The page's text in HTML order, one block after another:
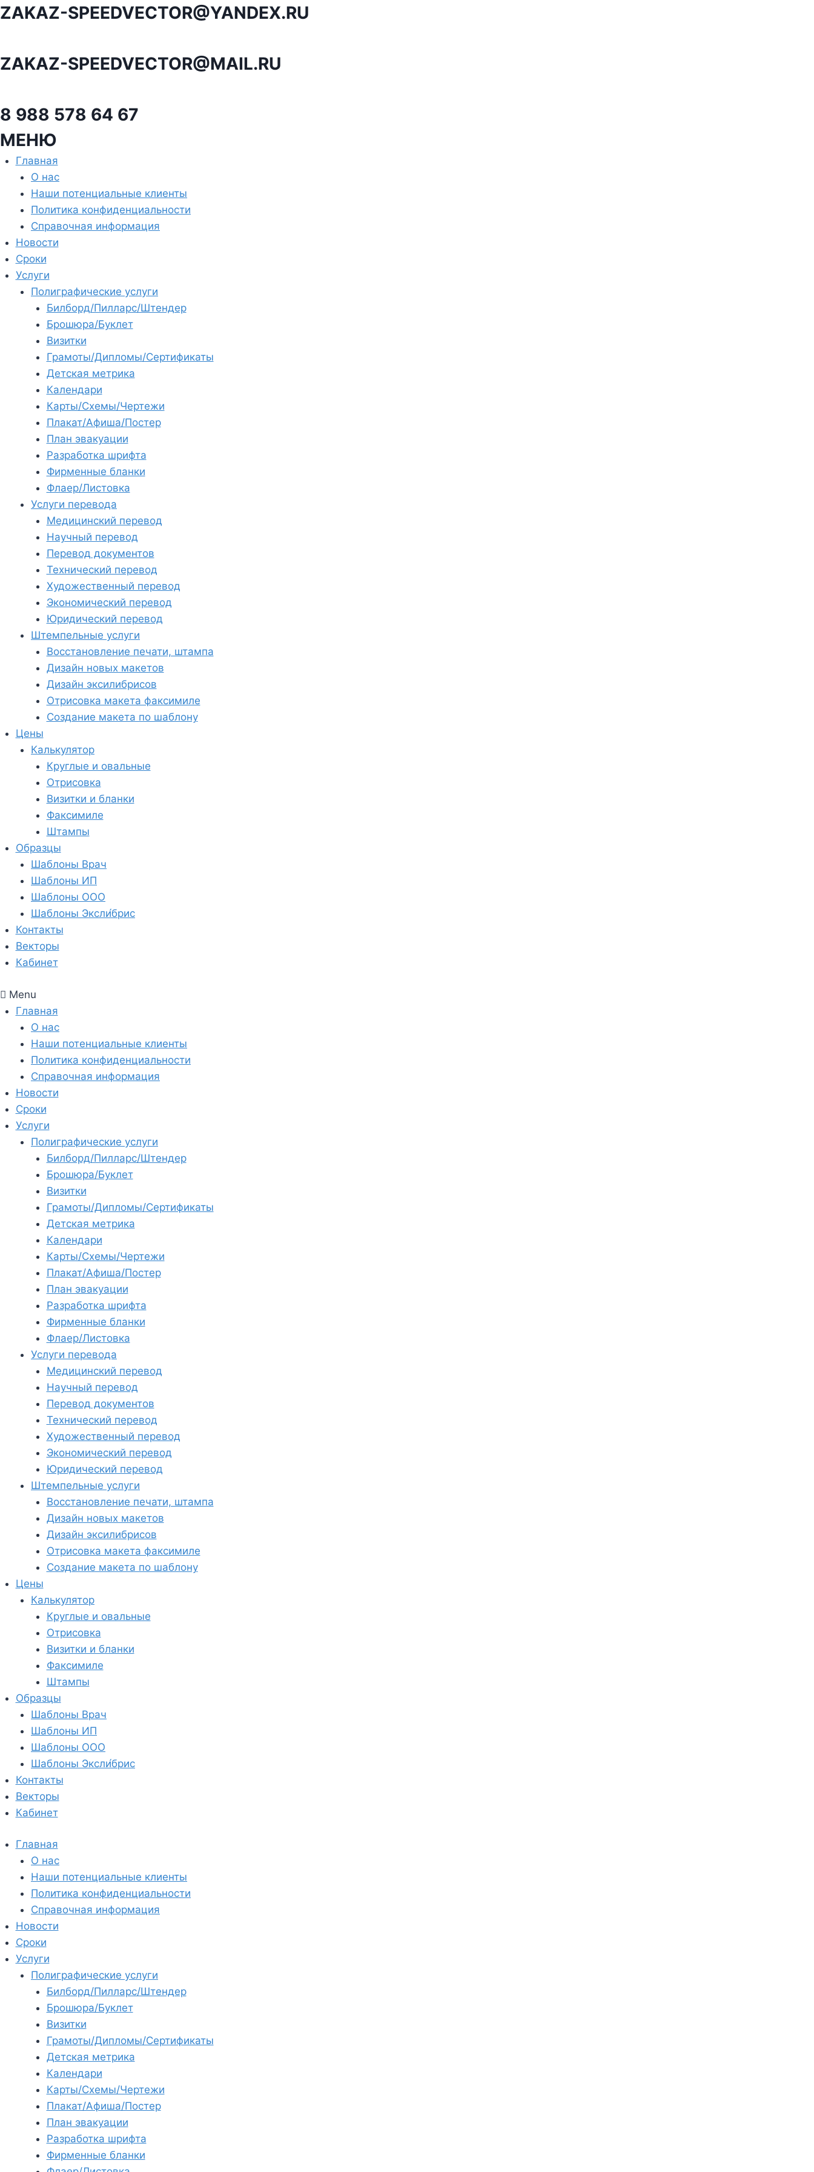
Перейти
ZAKAZ-SPEEDVECTOR@YANDEX.RU
ZAKAZ-SPEEDVECTOR@MAIL.RU
8 988 578 64 67
МЕНЮ
Главная
О нас
Наши потенциальные клиенты
Политика конфиденциальности
Справочная информация
Новости
Сроки
Услуги
Полиграфические услуги
Билборд/Пилларс/Штендер
Брошюра/Буклет
Визитки
Грамоты/Дипломы/Сертификаты
Детская метрика
Календари
Карты/Схемы/Чертежи
Плакат/Афиша/Постер
План эвакуации
Разработка шрифта
Фирменные бланки
Флаер/Листовка
Услуги перевода
Медицинский перевод
Научный перевод
Перевод документов
Технический перевод
Художественный перевод
Экономический перевод
Юридический перевод
Штемпельные услуги
Восстановление печати, штампа
Дизайн новых макетов
Дизайн эксилибрисов
Отрисовка макета факсимиле
Создание макета по шаблону
Цены
Калькулятор
Круглые и овальные
Отрисовка
Визитки и бланки
Факсимиле
Штампы
Образцы
Шаблоны Врач
Шаблоны ИП
Шаблоны ООО
Шаблоны Эксли́брис
Контакты
Векторы
Кабинет
Menu
Главная
О нас
Наши потенциальные клиенты
Политика конфиденциальности
Справочная информация
Новости
Сроки
Услуги
Полиграфические услуги
Билборд/Пилларс/Штендер
Брошюра/Буклет
Визитки
Грамоты/Дипломы/Сертификаты
Детская метрика
Календари
Карты/Схемы/Чертежи
Плакат/Афиша/Постер
План эвакуации
Разработка шрифта
Фирменные бланки
Флаер/Листовка
Услуги перевода
Медицинский перевод
Научный перевод
Перевод документов
Технический перевод
Художественный перевод
Экономический перевод
Юридический перевод
Штемпельные услуги
Восстановление печати, штампа
Дизайн новых макетов
Дизайн эксилибрисов
Отрисовка макета факсимиле
Создание макета по шаблону
Цены
Калькулятор
Круглые и овальные
Отрисовка
Визитки и бланки
Факсимиле
Штампы
Образцы
Шаблоны Врач
Шаблоны ИП
Шаблоны ООО
Шаблоны Эксли́брис
Контакты
Векторы
Кабинет
Главная
О нас
Наши потенциальные клиенты
Политика конфиденциальности
Справочная информация
Новости
Сроки
Услуги
Полиграфические услуги
Билборд/Пилларс/Штендер
Брошюра/Буклет
Визитки
Грамоты/Дипломы/Сертификаты
Детская метрика
Календари
Карты/Схемы/Чертежи
Плакат/Афиша/Постер
План эвакуации
Разработка шрифта
Фирменные бланки